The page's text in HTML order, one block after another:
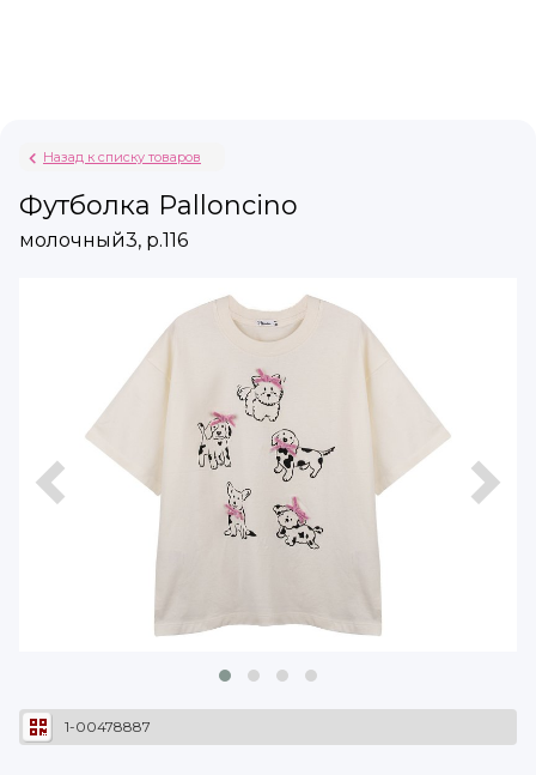
Назад к списку товаров
Футболка Palloncino
молочный3, р.116
1-00478887